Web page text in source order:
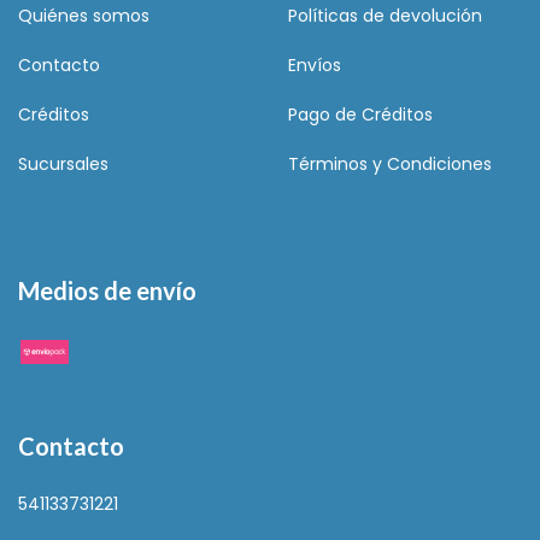
Quiénes somos Políticas de devolución
Contacto Envíos
Créditos Pago de Créditos
Sucursales Términos y Condiciones
Medios de envío
Contacto
541133731221